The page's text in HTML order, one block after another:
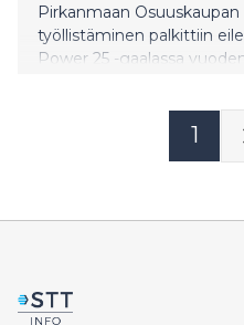
Pirkanmaan
työllistäminen palkittiin
Power 25 -gaalassa
mahdollisuus. Sen sijaan
1